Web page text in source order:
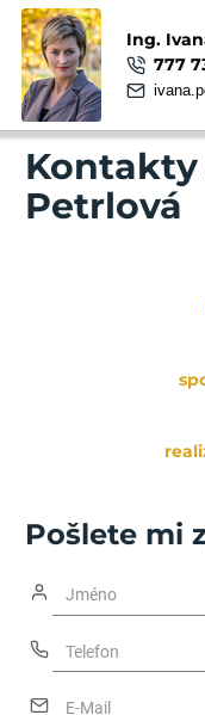
Ing.
777
Kontakty
Petrlová
Pošlete mi